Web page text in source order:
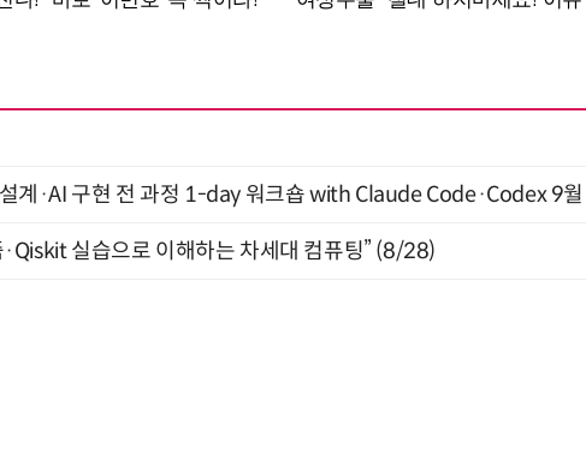
계·AI 구현 전 과정 1-day 워크숍 with Claude Code·Codex 9월
실습으로 이해하는 차세대 컴퓨팅” (8/28)